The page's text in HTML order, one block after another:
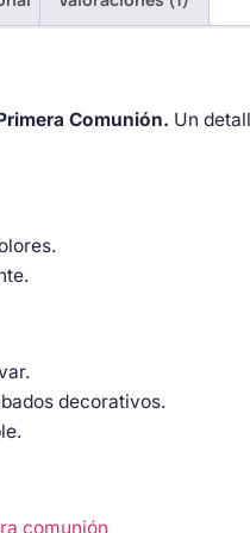
Comunión. Un
decorativos.
comunión